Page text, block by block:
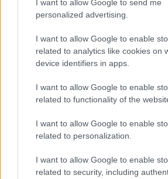
I want to allow Google to send me
personalized advertising.
I want to allow Google to enable
related to analytics like cookies on
device identifiers in apps.
I want to allow Google to enable
related to functionality of the
I want to allow Google to enable
related to personalization.
I want to allow Google to enable
related to security, including
Intervención conjunta de Japón y
COTIZACIONES CRYPTO